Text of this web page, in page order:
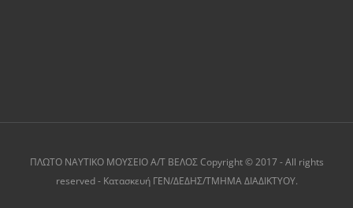
ΠΛΩΤΟ ΝΑΥΤΙΚΟ ΜΟΥΣΕΙΟ Α/Τ ΒΕΛΟΣ Copyright © 2017 - All rights
reserved - Κατασκευή ΓΕΝ/ΔΕΔΗΣ/TMHMA ΔΙΑΔΙΚΤΥΟΥ.